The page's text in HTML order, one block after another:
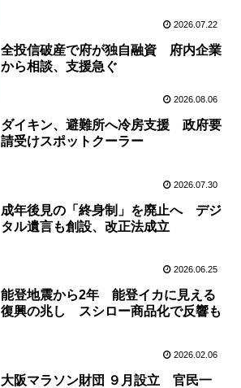
2026.07.22
全投信破産で府が独自融資 府内企業
から相談、支援急ぐ
2026.08.06
ダイキン、避難所へ冷房支援 政府要
請受けスポットクーラー
2026.07.30
成年後見の「終身制」を廃止へ デジ
タル遺言も創設、改正法成立
2026.06.25
能登地震から2年 能登イカに見える
復興の兆し スシロー商品化で反響も
2026.02.06
大阪マラソン財団 ９月設立 官民一